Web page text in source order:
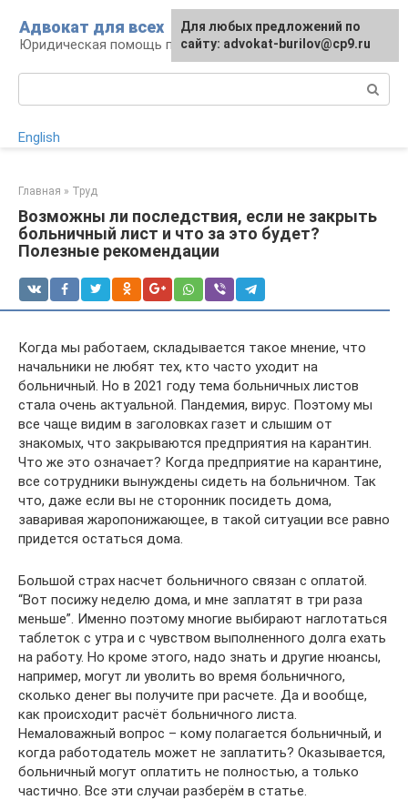
контенту
Адвокат для всех
Юридическая помощь по любому вопросу
English
Главная » Труд
Возможны ли последствия, если не закрыть
больничный лист и что за это будет?
Полезные рекомендации
Когда мы работаем, складывается такое мнение, что
начальники не любят тех, кто часто уходит на
больничный. Но в 2021 году тема больничных листов
стала очень актуальной. Пандемия, вирус. Поэтому мы
все чаще видим в заголовках газет и слышим от
знакомых, что закрываются предприятия на карантин.
Что же это означает? Когда предприятие на карантине,
все сотрудники вынуждены сидеть на больничном. Так
что, даже если вы не сторонник посидеть дома,
заваривая жаропонижающее, в такой ситуации все равно
придется остаться дома.
Большой страх насчет больничного связан с оплатой.
“Вот посижу неделю дома, и мне заплатят в три раза
меньше”. Именно поэтому многие выбирают наглотаться
таблеток с утра и с чувством выполненного долга ехать
на работу. Но кроме этого, надо знать и другие нюансы,
например, могут ли уволить во время больничного,
сколько денег вы получите при расчете. Да и вообще,
как происходит расчёт больничного листа.
Немаловажный вопрос – кому полагается больничный, и
когда работодатель может не заплатить? Оказывается,
больничный могут оплатить не полностью, а только
частично. Все эти случаи разберём в статье.
Для любых предложений по
сайту: advokat-burilov@cp9.ru